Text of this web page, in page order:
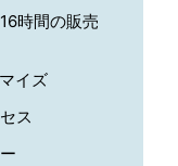
時間の販売
イズ
ス